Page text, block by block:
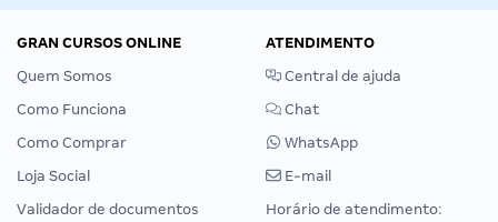
GRAN CURSOS ONLINE
Quem Somos
Como Funciona
Como Comprar
Loja Social
Validador de documentos
ATENDIMENTO
Central de ajuda
Chat
WhatsApp
E-mail
Horário de atendimento: